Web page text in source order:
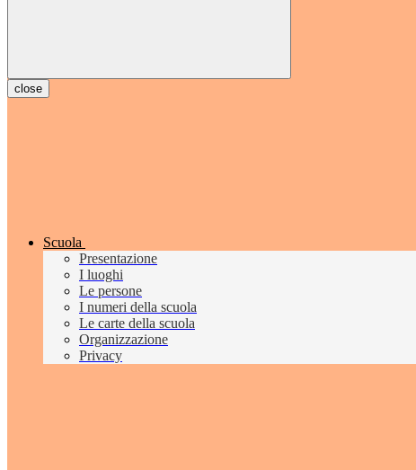
close
Scuola
Presentazione
I luoghi
Le persone
I numeri della scuola
Le carte della scuola
Organizzazione
Privacy